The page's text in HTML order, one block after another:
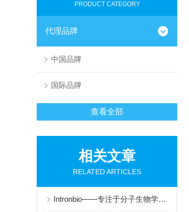
PRODUCT CATEGORY
代理品牌
中国品牌
国际品牌
查看全部
相关文章
RELATED ARTICLES
Intronbio——专注于分子生物学和诊断产品